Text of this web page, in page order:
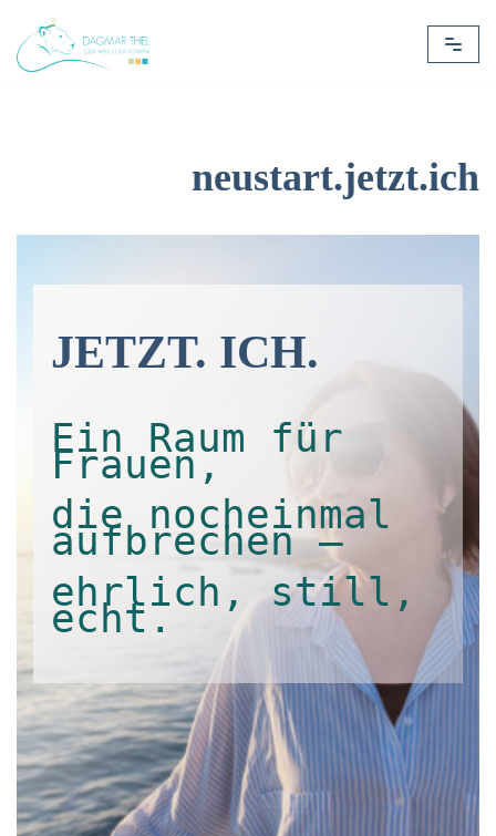
Zum
neustart.jetzt.ich
JETZT. ICH.
Ein Raum für
Frauen,
die nocheinmal
aufbrechen –
ehrlich, still,
echt.